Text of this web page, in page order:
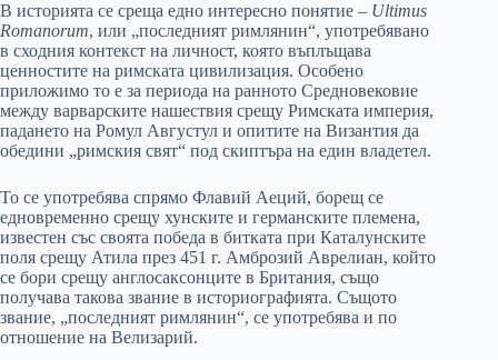
В историята се среща едно интересно понятие – Ultimus
Romanorum, или „последният римлянин“, употребявано
в сходния контекст на личност, която въплъщава
ценностите на римската цивилизация. Особено
приложимо то е за периода на ранното Средновековие
между варварските нашествия срещу Римската империя,
падането на Ромул Августул и опитите на Византия да
обедини „римския свят“ под скиптъра на един владетел.
То се употребява спрямо Флавий Аеций, борещ се
едновременно срещу хунските и германските племена,
известен със своята победа в битката при Каталунските
поля срещу Атила през 451 г. Амброзий Аврелиан, който
се бори срещу англосаксонците в Британия, също
получава такова звание в историографията. Същото
звание, „последният римлянин“, се употребява и по
отношение на Велизарий.